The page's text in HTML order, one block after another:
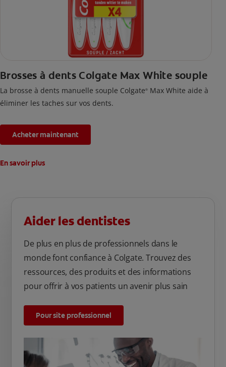
Brosses à dents Colgate Max White souple
La brosse à dents manuelle souple Colgate® Max White aide à
éliminer les taches sur vos dents.
Acheter maintenant
En savoir plus
Aider les dentistes
De plus en plus de professionnels dans le
monde font confiance à Colgate. Trouvez des
ressources, des produits et des informations
pour offrir à vos patients un avenir plus sain
Pour site professionnel